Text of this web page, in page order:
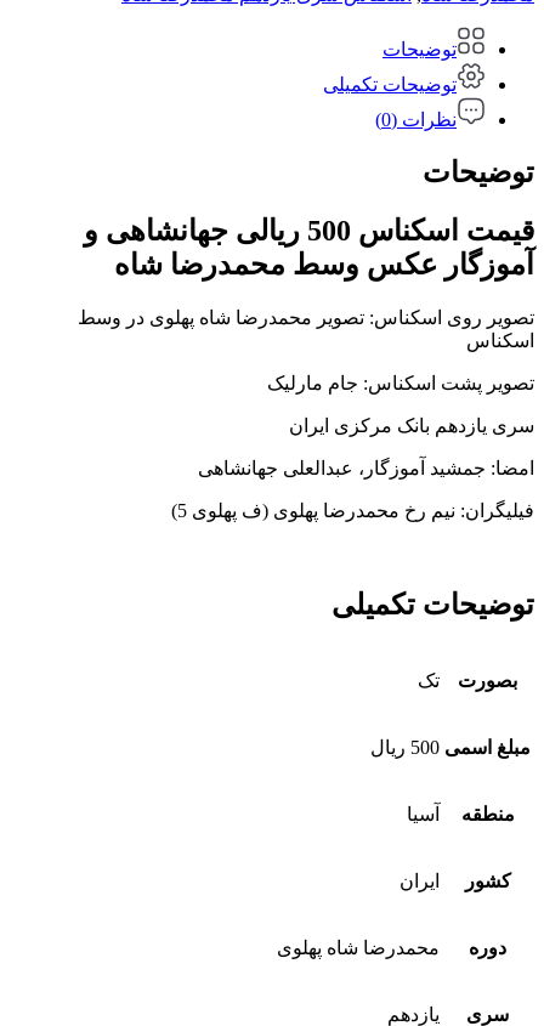
توضیحات
توضیحات تکمیلی
نظرات (0)
توضیحات
قیمت اسکناس 500 ریالی جهانشاهی و
آموزگار عکس وسط محمدرضا شاه
تصویر روی اسکناس: تصویر محمدرضا شاه پهلوی در وسط
اسکناس
تصویر پشت اسکناس: جام مارلیک
سری یازدهم بانک مرکزی ایران
امضا: جمشید آموزگار، عبدالعلی جهانشاهی
فیلیگران: نیم رخ محمدرضا پهلوی (ف پهلوی 5)
توضیحات تکمیلی
بصورت تک
مبلغ اسمی 500 ریال
منطقه آسیا
کشور ایران
دوره محمدرضا شاه پهلوی
سری یازدهم